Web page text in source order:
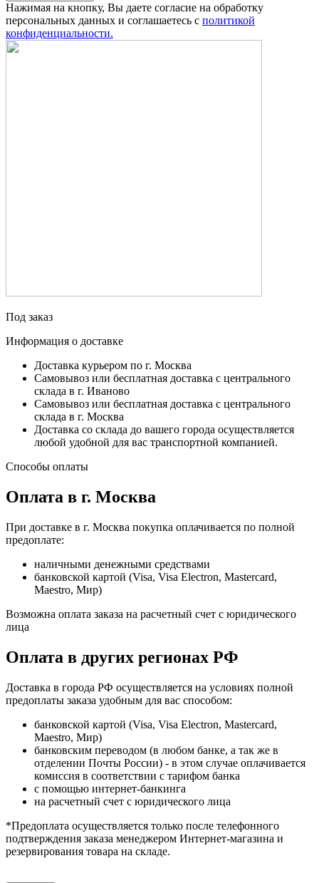
Нажимая на кнопку, Вы даете согласие на обработку
персональных данных и соглашаетесь с политикой
конфиденциальности.
Под заказ
Информация о доставке
Доставка курьером по г. Москва
Самовывоз или бесплатная доставка с центрального
склада в г. Иваново
Самовывоз или бесплатная доставка с центрального
склада в г. Москва
Доставка со склада до вашего города осуществляется
любой удобной для вас транспортной компанией.
Способы оплаты
Оплата в г. Москва
При доставке в г. Москва покупка оплачивается по полной
предоплате:
наличными денежными средствами
банковской картой (Visa, Visa Electron, Mastercard,
Maestro, Мир)
Возможна оплата заказа на расчетный счет с юридического
лица
Оплата в других регионах РФ
Доставка в города РФ осуществляется на условиях полной
предоплаты заказа удобным для вас способом:
банковской картой (Visa, Visa Electron, Mastercard,
Maestro, Мир)
банковским переводом (в любом банке, а так же в
отделении Почты России) - в этом случае оплачивается
комиссия в соответствии с тарифом банка
с помощью интернет-банкинга
на расчетный счет с юридического лица
*Предоплата осуществляется только после телефонного
подтверждения заказа менеджером Интернет-магазина и
резервирования товара на складе.